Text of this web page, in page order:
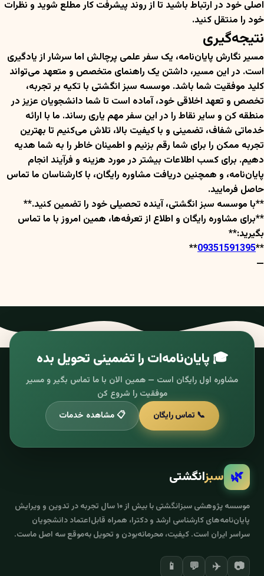
اصلی خود در ارتباط باشید تا از روند پیشرفت کار مطلع شوید و نظرات
خود را منتقل کنید.
نتیجه‌گیری
مسیر نگارش پایان‌نامه، یک سفر علمی پرچالش اما سرشار از یادگیری
است. در این مسیر، داشتن یک راهنمای متخصص و متعهد می‌تواند
کلید موفقیت شما باشد. موسسه سبز انگشتی با تکیه بر تجربه،
تخصص و تعهد اخلاقی خود، آماده است تا شما دانشجویان عزیز در
منطقه کن و سایر نقاط را در این سفر مهم یاری رساند. ما با ارائه
خدماتی شفاف، تضمینی و با کیفیت بالا، تلاش می‌کنیم تا بهترین
تجربه ممکن را برای شما رقم بزنیم و اطمینان خاطر را به شما هدیه
دهیم. برای کسب اطلاعات بیشتر در مورد هزینه و فرآیند انجام
پایان‌نامه، و همچنین دریافت مشاوره رایگان، با کارشناسان ما تماس
حاصل فرمایید.
**با موسسه سبز انگشتی، آینده تحصیلی خود را تضمین کنید.**
**برای مشاوره رایگان و اطلاع از تعرفه‌ها، همین امروز با ما تماس
بگیرید:**
**
09351591395
**
—
🎓 پایان‌نامه‌ات را تضمینی تحویل بده
مشاوره اول رایگان است — همین الان با ما تماس بگیر و مسیر
موفقیت را شروع کن
📞 تماس رایگان
📋 مشاهده خدمات
🌿 سبزانگشتی
موسسه پژوهشی سبزانگشتی با بیش از ۱۰ سال تجربه در تدوین و ویرایش
پایان‌نامه‌های کارشناسی ارشد و دکترا، همراه قابل‌اعتماد دانشجویان
سراسر ایران است. کیفیت، محرمانه‌بودن و تحویل به‌موقع سه اصل ماست.
📷
✈️
💬
📱